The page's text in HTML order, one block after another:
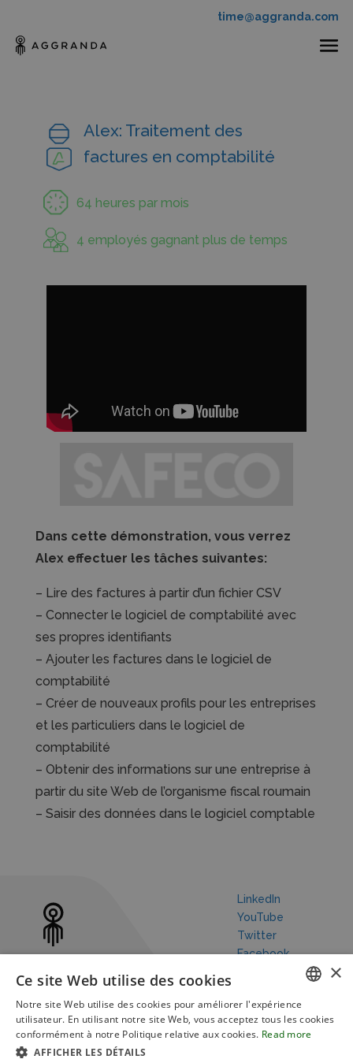
time@aggranda.com
Alex: Traitement des
factures en comptabilité
64 heures par mois
4 employés gagnant plus de temps
Dans cette démonstration, vous verrez
Alex effectuer les tâches suivantes:
– Lire des factures à partir d’un fichier CSV
– Connecter le logiciel de comptabilité avec
ses propres identifiants
– Ajouter les factures dans le logiciel de
comptabilité
– Créer de nouveaux profils pour les entreprises
et les particuliers dans le logiciel de
comptabilité
– Obtenir des informations sur une entreprise à
partir du site Web de l’organisme fiscal roumain
– Saisir des données dans le logiciel comptable
LinkedIn
YouTube
Twitter
Facebook
Notre histoire RPA RPA Blog Terms and conditions
ENGLISH
×
Ce site Web utilise des cookies
Notre site Web utilise des cookies pour améliorer l'expérience
utilisateur. En utilisant notre site Web, vous acceptez tous les cookies
conformément à notre Politique relative aux cookies. Read more
AFFICHER LES DÉTAILS